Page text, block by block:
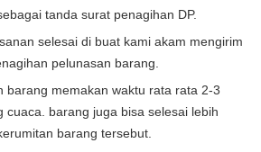
tanda surat penagihan DP.
selesai di buat kami akam mengirim
pelunasan barang.
barang memakan waktu rata rata 2-3
cuaca. barang juga bisa selesai lebih
barang tersebut.